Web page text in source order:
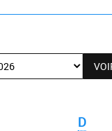
Afficher
le
D